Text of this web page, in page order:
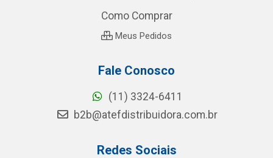
Como Comprar
Meus Pedidos
Fale Conosco
(11) 3324-6411
b2b@atefdistribuidora.com.br
Redes Sociais